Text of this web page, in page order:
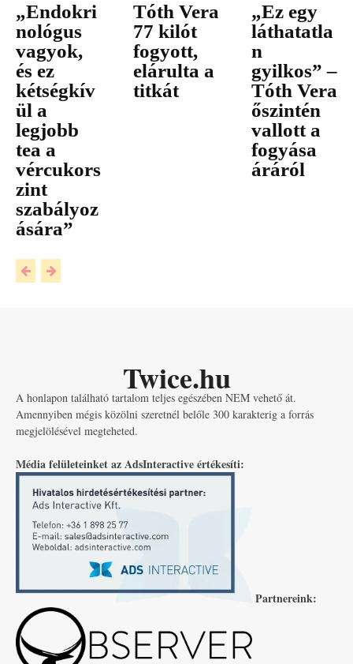
„Endokri
nológus
vagyok,
és ez
kétségkív
ül a
legjobb
tea a
vércukors
zint
szabályoz
ására”
Tóth Vera
77 kilót
fogyott,
elárulta a
titkát
„Ez egy
láthatatla
n
gyilkos” –
Tóth Vera
őszintén
vallott a
fogyása
áráról
Twice.hu
A honlapon található tartalom teljes egészében NEM vehető át.
Amennyiben mégis közölni szeretnél belőle 300 karakterig a forrás
megjelölésével megteheted.
Média felületeinket az AdsInteractive értékesíti:
Partnereink: